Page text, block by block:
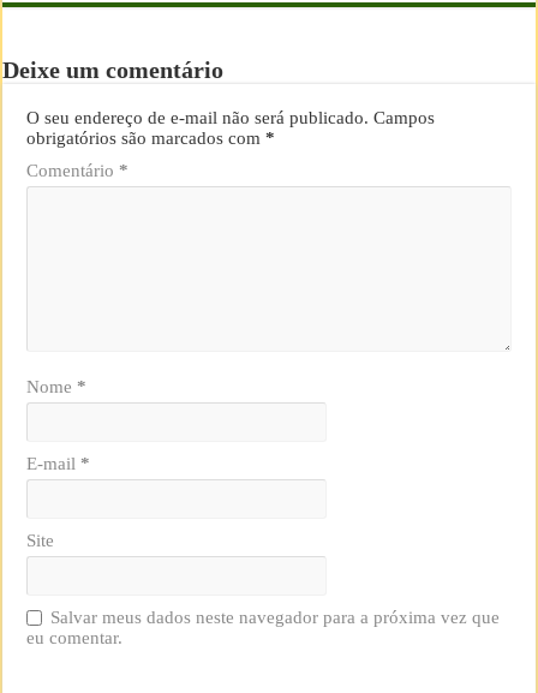
Deixe um comentário
O seu endereço de e-mail não será publicado. Campos
obrigatórios são marcados com*
Comentário *
Nome *
E-mail *
Site
Salvar meus dados neste navegador para a próxima vez que
eu comentar.